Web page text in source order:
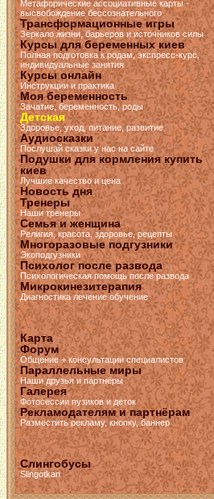
Метафорические ассоциативные карты -
высвобождение бессознательного
Трансформационные игры
Зеркало жизни, барьеров и источников силы
Курсы для беременных киев
Полная подготовка к родам, экспресс-курс,
индивидуальные занятия
Курсы онлайн
Инструкции и практика
Моя беременность
Зачатие, беременность, роды
Детская
Здоровье, уход, питание, развитие
Аудиосказки
Послушай сказки у нас на сайте
Подушки для кормления купить
киев
Лучшие качество и цена
Новость дня
Тренеры
Наши тренеры
Семья и женщина
Религия, красота, здоровье, рецепты
Многоразовые подгузники
Экоподгузники
Психолог после развода
Психологическая помощь после развода
Микрокинезитерапия
Диагностика лечение обучение
Карта
Форум
Общение + консультации специалистов
Параллельные миры
Наши друзья и партнёры
Галерея
Фотосессии пузиков и деток
Рекламодателям и партнёрам
Разместить рекламу, кнопку, баннер
Слингобусы
Slingotkan